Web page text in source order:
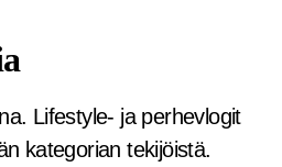
Lifestyle- ja perhevlogit
kategorian tekijöistä.